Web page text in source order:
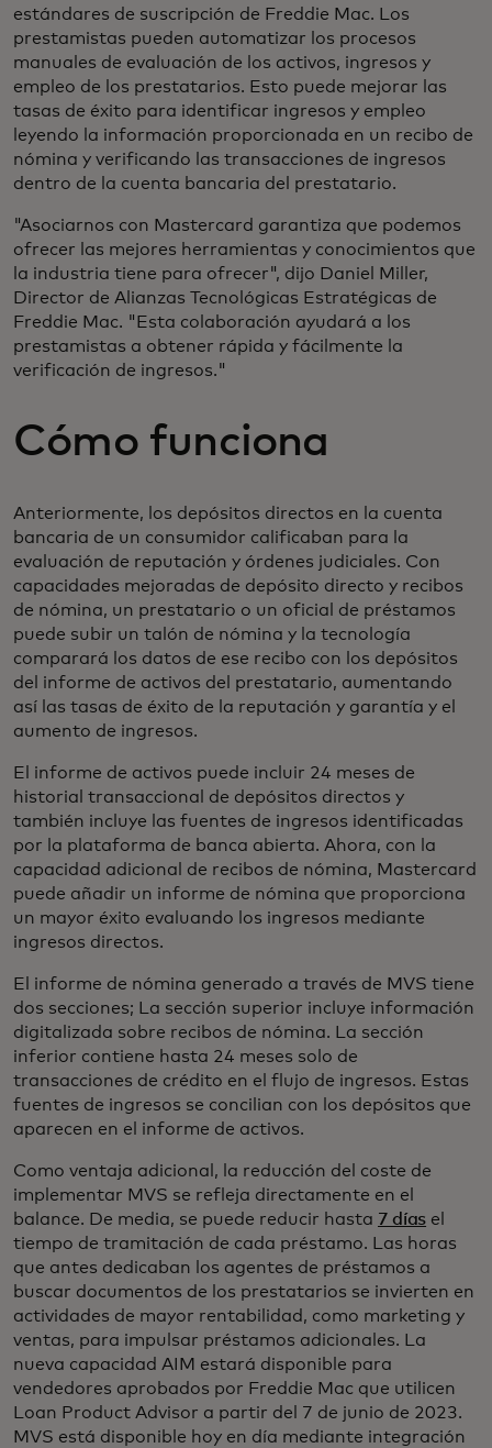
estándares de suscripción de Freddie Mac. Los
prestamistas pueden automatizar los procesos
manuales de evaluación de los activos, ingresos y
empleo de los prestatarios. Esto puede mejorar las
tasas de éxito para identificar ingresos y empleo
leyendo la información proporcionada en un recibo de
nómina y verificando las transacciones de ingresos
dentro de la cuenta bancaria del prestatario.
"Asociarnos con Mastercard garantiza que podemos
ofrecer las mejores herramientas y conocimientos que
la industria tiene para ofrecer", dijo Daniel Miller,
Director de Alianzas Tecnológicas Estratégicas de
Freddie Mac. "Esta colaboración ayudará a los
prestamistas a obtener rápida y fácilmente la
verificación de ingresos."
Cómo funciona
Anteriormente, los depósitos directos en la cuenta
bancaria de un consumidor calificaban para la
evaluación de reputación y órdenes judiciales. Con
capacidades mejoradas de depósito directo y recibos
de nómina, un prestatario o un oficial de préstamos
puede subir un talón de nómina y la tecnología
comparará los datos de ese recibo con los depósitos
del informe de activos del prestatario, aumentando
así las tasas de éxito de la reputación y garantía y el
aumento de ingresos.
El informe de activos puede incluir 24 meses de
historial transaccional de depósitos directos y
también incluye las fuentes de ingresos identificadas
por la plataforma de banca abierta. Ahora, con la
capacidad adicional de recibos de nómina, Mastercard
puede añadir un informe de nómina que proporciona
un mayor éxito evaluando los ingresos mediante
ingresos directos.
El informe de nómina generado a través de MVS tiene
dos secciones; La sección superior incluye información
digitalizada sobre recibos de nómina. La sección
inferior contiene hasta 24 meses solo de
transacciones de crédito en el flujo de ingresos. Estas
fuentes de ingresos se concilian con los depósitos que
aparecen en el informe de activos.
Como ventaja adicional, la reducción del coste de
implementar MVS se refleja directamente en el
balance. De media, se puede reducir hasta 7 días el
tiempo de tramitación de cada préstamo. Las horas
que antes dedicaban los agentes de préstamos a
buscar documentos de los prestatarios se invierten en
actividades de mayor rentabilidad, como marketing y
ventas, para impulsar préstamos adicionales. La
nueva capacidad AIM estará disponible para
vendedores aprobados por Freddie Mac que utilicen
Loan Product Advisor a partir del 7 de junio de 2023.
MVS está disponible hoy en día mediante integración